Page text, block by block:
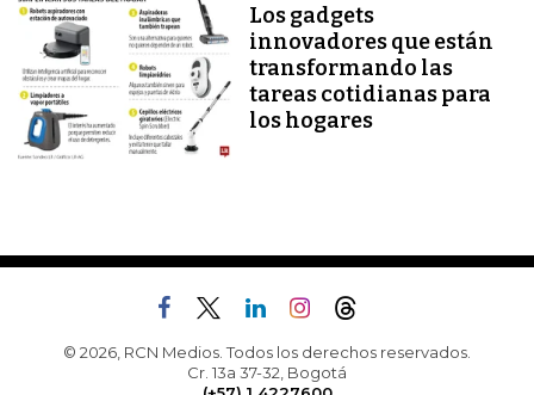
Los gadgets
innovadores que están
transformando las
tareas cotidianas para
los hogares
© 2026, RCN Medios. Todos los derechos reservados.
Cr. 13a 37-32, Bogotá